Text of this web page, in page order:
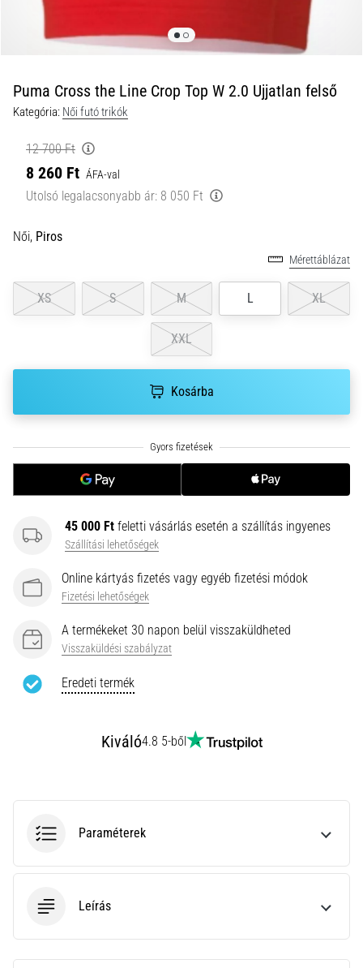
hogyan
őket?
A
ingafutás
sebességet,
mozgékonyságot
irányváltási
képességet
hajtható…
2026.08.06.
11 perces olvasási idő
Okok,
és
megelőzés
futótérd,
néven
iliotibiális
szindróma
megjelenítése
Puma Cross the Line Crop Top W 2.0 Ujjatlan felső
Kategória: Női futó trikók
12 700 Ft
8 260 Ft ÁFA-val
Utolsó legalacsonyabb ár: 8 050 Ft
Női, Piros
Mérettáblázat
XS S M L XL
XXL
Kosárba
45 000 Ft feletti vásárlás esetén a szállítás ingyenes
Szállítási lehetőségek
Online kártyás fizetés vagy egyéb fizetési módok
Fizetési lehetőségek
A termékeket 30 napon belül visszaküldheted
Visszaküldési szabályzat
Eredeti termék
Kiváló4.8 5-ből
Paraméterek
Leírás